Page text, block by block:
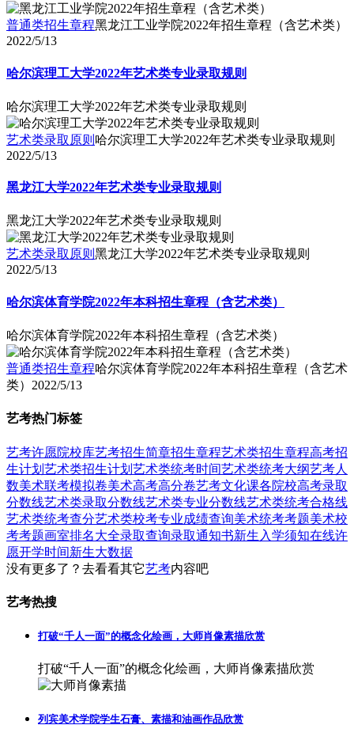
普通类招生章程黑龙江工业学院2022年招生章程（含艺术类）
2022/5/13
哈尔滨理工大学2022年艺术类专业录取规则
哈尔滨理工大学2022年艺术类专业录取规则
艺术类录取原则 哈尔滨理工大学2022年艺术类专业录取规则
2022/5/13
黑龙江大学2022年艺术类专业录取规则
黑龙江大学2022年艺术类专业录取规则
艺术类录取原则 黑龙江大学2022年艺术类专业录取规则
2022/5/13
哈尔滨体育学院2022年本科招生章程（含艺术类）
哈尔滨体育学院2022年本科招生章程（含艺术类）
普通类招生章程哈尔滨体育学院2022年本科招生章程（含艺术
类） 2022/5/13
艺考热门标签
艺考许愿院校库艺考招生简章招生章程艺术类招生章程高考招
生计划 艺术类招生计划 艺术类统考时间艺术类统考大纲艺考人
数美术联考模拟卷美术高考高分卷艺考文化课各院校高考录取
分数线艺术类录取分数线艺术类专业分数线艺术类统考合格线
艺术类统考查分艺术类校考专业成绩查询美术统考考题美术校
考考题画室排名大全录取查询录取通知书新生入学须知在线许
愿开学时间新生大数据
没有更多了？去看看其它艺考内容吧
艺考热搜
打破“千人一面”的概念化绘画，大师肖像素描欣赏
打破“千人一面”的概念化绘画，大师肖像素描欣赏
列宾美术学院学生石膏、素描和油画作品欣赏